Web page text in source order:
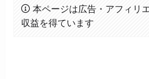
本ページは広告・アフィリ
収益を得ています